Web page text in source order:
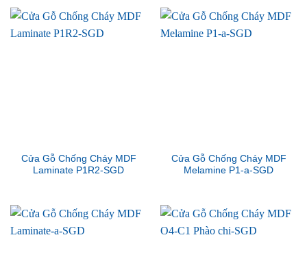
Cửa Gỗ Chống Cháy MDF
Laminate P1R2-SGD
Cửa Gỗ Chống Cháy MDF
Melamine P1-a-SGD